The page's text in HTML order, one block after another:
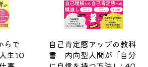
らで
生10
自己肯定感アップの教科
書 内向型人間が「自分